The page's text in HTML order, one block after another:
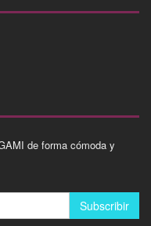
de forma cómoda y
Subscribir